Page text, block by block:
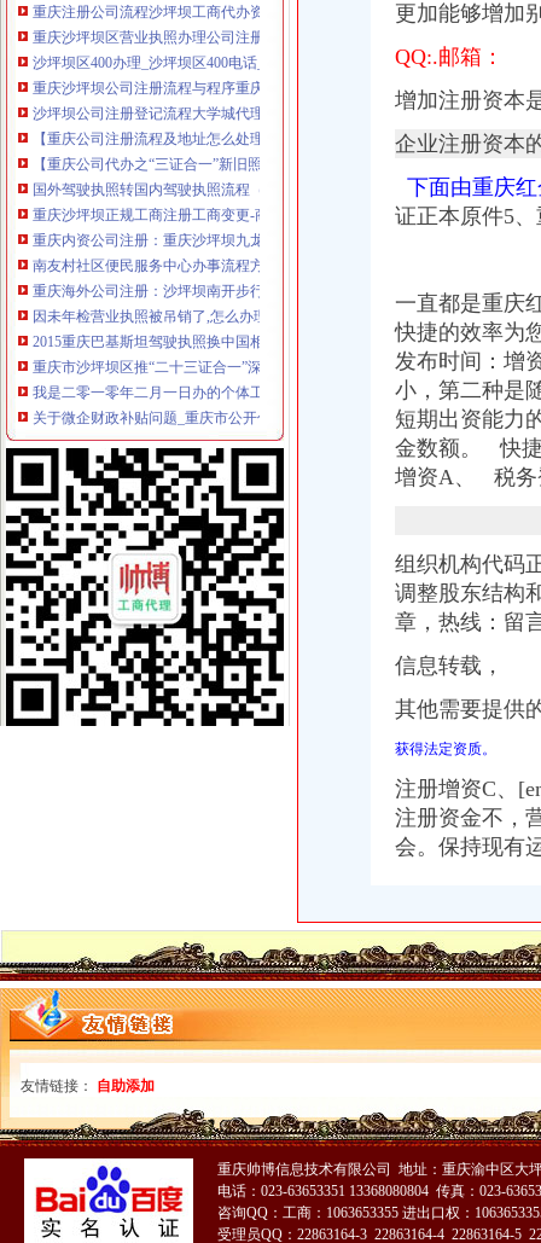
重庆沙坪坝区营业执照办理公司注册哪家信得过？-商务服务-久久信
沙坪坝区400办理_沙坪坝区400电话_沙坪坝区400电话咨询_沙坪坝区
重庆沙坪坝公司注册流程与程序重庆公司注册今题网
沙坪坝公司注册登记流程大学城代理注册公司重庆公司注册今题网
【重庆公司注册流程及地址怎么处理】价格,厂家,公司注册服务-搜
【重庆公司代办之“三证合一”新旧照换领的流程】-沙坪坝小龙坎易
国外驾驶执照转国内驾驶执照流程（转载）_英语杂谈_天涯论坛_天涯
重庆沙坪坝正规工商注册工商变更-商务服务-六安新闻网
重庆内资公司注册：重庆沙坪坝九龙坡营业执照代办代理记账-老会计
南友村社区便民服务中心办事流程方案_渝碚路街道南友村社区_新浪博
重庆海外公司注册：沙坪坝南开步行街公司注册流程工商登记代办公司
因未年检营业执照被吊销了,怎么办理注销流程？_搜狐其它_搜狐网
2015重庆巴基斯坦驾驶执照换中国相关规定及流程_用户5663
重庆市沙坪坝区推“二十三证合一”深化审批制度改革|沙坪坝区|监
我是二零一零年二月一日办的个体工商营业执照。让年检收年费用
关于微企财政补贴问题_重庆市公开信箱
今年沙坪坝区小学招生基本原则保持不变(组图)_网易新闻
沙区组合拳改善政务环境,市民办事更便捷_网易新闻
沙坪坝区增四个动力加快经济升级发展_动态
我公司是沙坪坝区正在装修,营业执照已办好,现想申办为一般纳税
沙坪坝）汽车押收费标准
因未年检营业执照被吊销了,怎么办理注销流程？_搜狐其它_搜狐网
沙坪坝）汽车不押车联系人
重庆代办营业执照-重庆航桥财务咨询有限公司
【供应沙坪坝人流程；沙坪坝个人无押借贷】价
沙坪坝区4009电话_沙坪坝区4009电话_沙坪坝区4009电话咨询_沙坪
采购流程厂家_采购流程厂家/公司-阿里巴巴公司黄页
目前我租了一间x,但是出租方却不配合我去办理营业执照,我该怎么
今年重庆沙坪坝区小学招生基本原则保持不变-经典重庆新闻中心-经典
2015年重庆沙坪坝区小学招生政策有何不同_少儿升学_无忧考网
沙坪坝区4001电话_沙坪坝区4001电话_沙坪坝区4001电话咨询_沙坪
代办重庆两江新区外资公司营业执照代办流程_上海赢缘财务咨询有限
沙坪坝厂房办理消防维保_志趣网
【58同城】重庆沙坪坝工商年检_工商营业执照年检
政策丨沙坪坝区2017新各小学划片范围及招生方法_搜狐教育_搜狐网
沙区家长快看娃娃今年该上哪所小学-房产新闻-重庆搜狐焦点网
华邦制-搜百科
沙坪坝区工商分局：便民服务点帮微企“零成本”申办-今日重庆-华龙
手术室专科护士-沙坪坝区陈家桥院-企业招聘-重庆卫生人才网
哪位知道重庆市沙坪坝住房公积金管理中心在哪里？_公积金装修|一起
重庆沙坪坝苹果6s分期无需付即可办理100%通过-爱喇叭网
沙坪坝区办执照流程
2017年重庆保障房申请条件、流程（新）
今年方陆续推出15项便民利民措施--重庆频道--人民网
[重庆]重庆市招标投标综合网_沙坪坝区井双片区AZ1主干道南段道路工
更加能够增加
QQ:.邮箱：
增加注册资本
企业注册资本
下面由重庆
证正本原件5、
一直都是重庆
快捷的效率为
发布时间： 增
小，第二种是
短期出资能力
金数额。 快捷
增资A、 税务
组织机构代码
调整股东结构
章，热线：留
信息转载，
其他需要提供
获得法定资质。
注册增资C、
注册资金不，
会。保持现有
友情链接： 自助添加
重庆帅博信息技术有限公司 地址：重庆渝中区大
电话：023-63653351 13368080804 传真：023-
咨询QQ：工商：1063653355 进出口权：
受理员QQ：22863164-3 22863164-4 22863164-5